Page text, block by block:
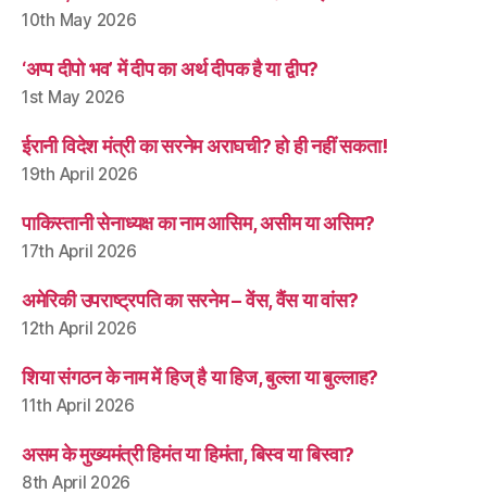
10th May 2026
‘अप्प दीपो भव’ में दीप का अर्थ दीपक है या द्वीप?
1st May 2026
ईरानी विदेश मंत्री का सरनेम अराघची? हो ही नहीं सकता!
19th April 2026
पाकिस्तानी सेनाध्यक्ष का नाम आसिम, असीम या असिम?
17th April 2026
अमेरिकी उपराष्ट्रपति का सरनेम – वेंस, वैंस या वांस?
12th April 2026
शिया संगठन के नाम में हिज् है या हिज, बुल्ला या बुल्लाह?
11th April 2026
असम के मुख्यमंत्री हिमंत या हिमंता, बिस्व या बिस्वा?
8th April 2026